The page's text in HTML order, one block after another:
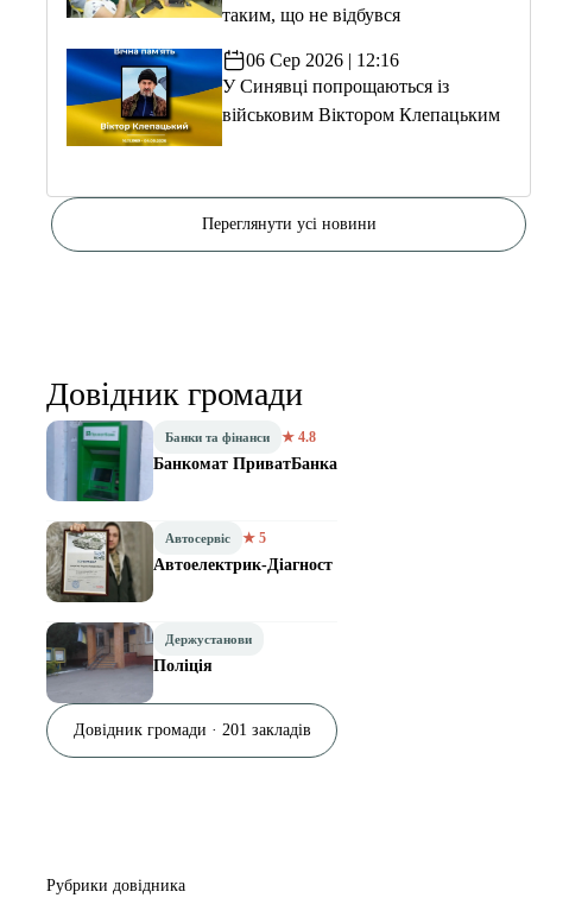
таким, що не відбувся
06 Сер 2026 | 12:16
У Синявці попрощаються із
військовим Віктором Клепацьким
Переглянути усі новини
Довідник громади
Банки та фінанси ★ 4.8
Банкомат ПриватБанка
Автосервіс ★ 5
Автоелектрик-Діагност
Держустанови
Поліція
Довідник громади · 201 закладів
Рубрики довідника